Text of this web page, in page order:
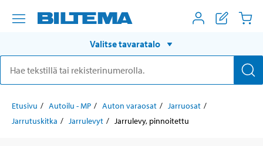
Valitse tavaratalo
Etusivu Autoilu - MP Auton varaosat
Jarruosat
Jarrutuskitka
Jarrulevyt Jarrulevy, pinnoitettu